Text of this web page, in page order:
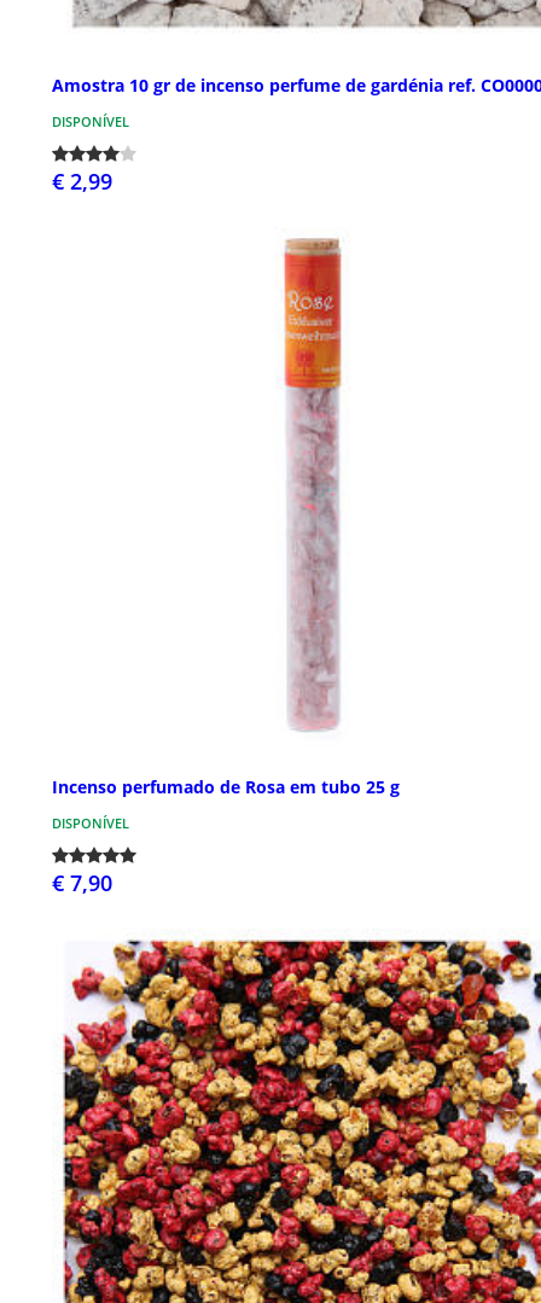
Amostra 10 gr de incenso perfume de gardénia ref.
DISPONÍVEL
€ 2,99
Incenso perfumado de Rosa em tubo 25 g
DISPONÍVEL
€ 7,90